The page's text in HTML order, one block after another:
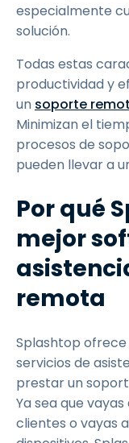
especialmente
solución.
Todas estas
productividad y
un soporte
Minimizan el
procesos de
pueden llevar a
Por qué
mejor
remota
Splashtop ofrece
servicios de
prestar un
Ya sea que
clientes o vayas